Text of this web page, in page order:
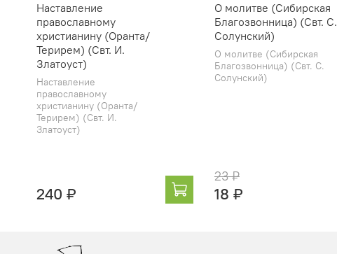
Наставление
православному
христианину (Оранта/
Терирем) (Свт. И.
Златоуст)
Наставление
православному
христианину (Оранта/
Терирем) (Свт. И.
Златоуст)
240 ₽
О молитве (Сибирская
Благозвонница) (Свт. С.
Солунский)
О молитве (Сибирская
Благозвонница) (Свт. С.
Солунский)
23 ₽
18 ₽